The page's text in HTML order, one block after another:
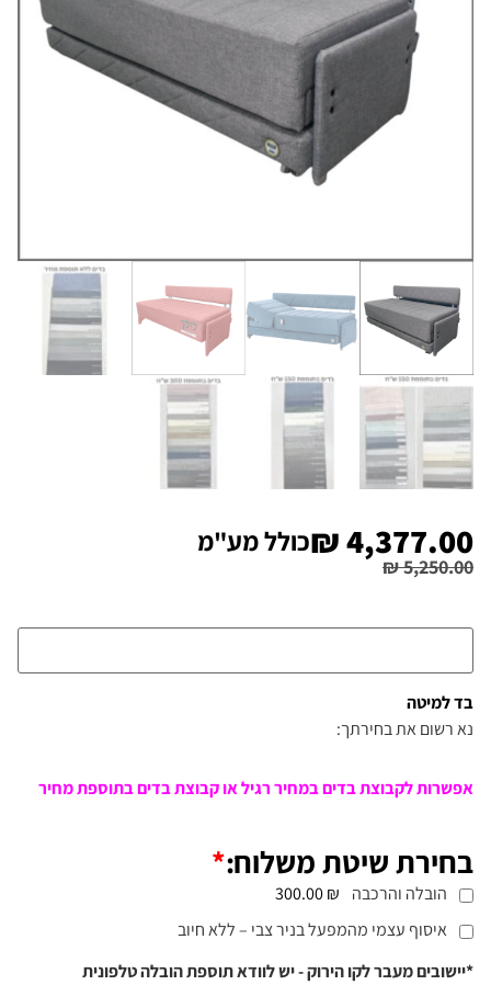
₪5,250.00
₪4,377.00 כולל מע"מ
בד למיטה
נא רשום את בחירתך:
אפשרות לקבוצת בדים במחיר רגיל או קבוצת בדים בתוספת מחיר
בחירת שיטת משלוח:*
הובלה והרכבה
₪ 300.00
איסוף עצמי מהמפעל בניר צבי – ללא חיוב
*יישובים מעבר לקו הירוק - יש לוודא תוספת הובלה טלפונית